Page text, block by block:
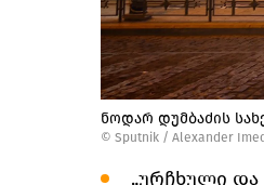
ნოდარ დუმბაძის
© Sputnik / Alexander
„ურჩხული და